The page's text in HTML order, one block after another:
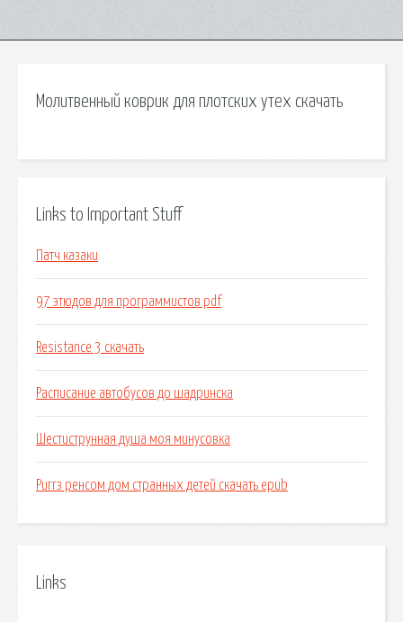
Молитвенный коврик для плотских утех скачать
Links to Important Stuff
Патч казаки
97 этюдов для программистов pdf
Resistance 3 скачать
Расписание автобусов до шадринска
Шестиструнная душа моя минусовка
Риггз ренсом дом странных детей скачать epub
Links